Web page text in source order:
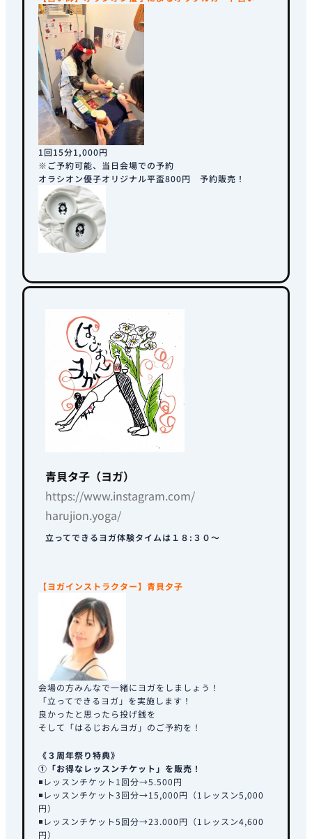
1回15分1,000円
※ご予約可能、当日会場での予約
オラシオン優子オリジナル平盃800円 予約販売！
青貝タ子（ヨガ）
https://www.instagram.com/
harujion.yoga/
立ってできるヨガ体験タイムは１８:３０～
【ヨガインストラクター】青貝夕子
会場の方みんなで一緒にヨガをしましょう！
「立ってできるヨガ」を実施します！
良かったと思ったら投げ銭を
そして「はるじおんヨガ」のご予約を！
《３周年祭り特典》
①「お得なレッスンチケット」を販売！
◾️レッスンチケット1回分→5.500円
◾️レッスンチケット3回分→15,000円（1レッスン5,000
円）
◾️レッスンチケット5回分→23.000円（1レッスン4,600
円）